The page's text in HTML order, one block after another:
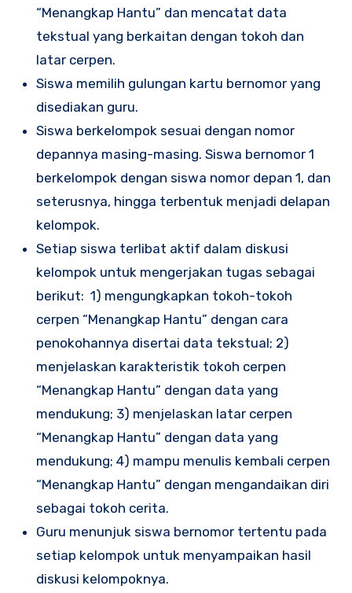
“Menangkap Hantu” dan mencatat data
tekstual yang berkaitan dengan tokoh dan
latar cerpen.
Siswa memilih gulungan kartu bernomor yang
disediakan guru.
Siswa berkelompok sesuai dengan nomor
depannya masing-masing. Siswa bernomor 1
berkelompok dengan siswa nomor depan 1, dan
seterusnya, hingga terbentuk menjadi delapan
kelompok.
Setiap siswa terlibat aktif dalam diskusi
kelompok untuk mengerjakan tugas sebagai
berikut: 1) mengungkapkan tokoh-tokoh
cerpen “Menangkap Hantu” dengan cara
penokohannya disertai data tekstual; 2)
menjelaskan karakteristik tokoh cerpen
“Menangkap Hantu” dengan data yang
mendukung; 3) menjelaskan latar cerpen
“Menangkap Hantu” dengan data yang
mendukung; 4) mampu menulis kembali cerpen
“Menangkap Hantu” dengan mengandaikan diri
sebagai tokoh cerita.
Guru menunjuk siswa bernomor tertentu pada
setiap kelompok untuk menyampaikan hasil
diskusi kelompoknya.